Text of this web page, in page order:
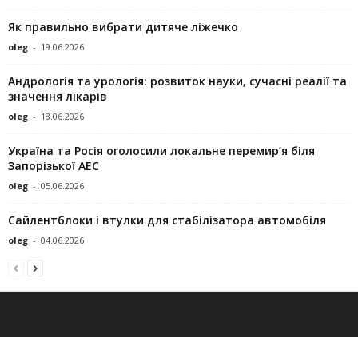
Як правильно вибрати дитяче ліжечко
oleg - 19.06.2026
Андрологія та урологія: розвиток науки, сучасні реалії та
значення лікарів
oleg - 18.06.2026
Україна та Росія оголосили локальне перемир’я біля
Запорізької АЕС
oleg - 05.06.2026
Сайлентблоки і втулки для стабілізатора автомобіля
oleg - 04.06.2026